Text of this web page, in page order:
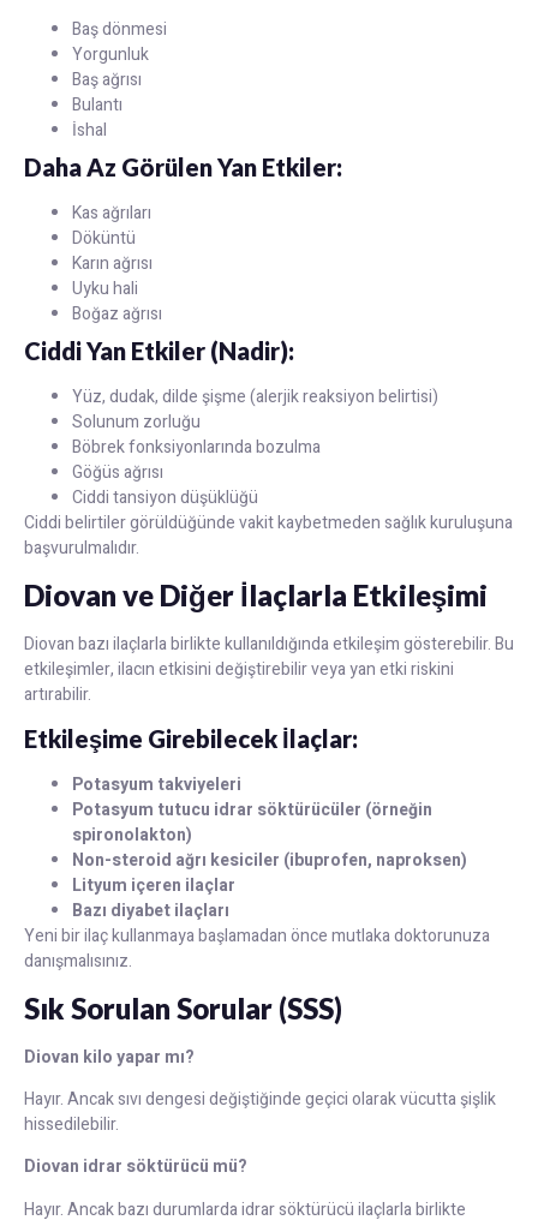
Baş dönmesi
Yorgunluk
Baş ağrısı
Bulantı
İshal
Daha Az Görülen Yan Etkiler:
Kas ağrıları
Döküntü
Karın ağrısı
Uyku hali
Boğaz ağrısı
Ciddi Yan Etkiler (Nadir):
Yüz, dudak, dilde şişme (alerjik reaksiyon belirtisi)
Solunum zorluğu
Böbrek fonksiyonlarında bozulma
Göğüs ağrısı
Ciddi tansiyon düşüklüğü
Ciddi belirtiler görüldüğünde vakit kaybetmeden sağlık kuruluşuna
başvurulmalıdır.
Diovan ve Diğer İlaçlarla Etkileşimi
Diovan bazı ilaçlarla birlikte kullanıldığında etkileşim gösterebilir. Bu
etkileşimler, ilacın etkisini değiştirebilir veya yan etki riskini
artırabilir.
Etkileşime Girebilecek İlaçlar:
Potasyum takviyeleri
Potasyum tutucu idrar söktürücüler (örneğin
spironolakton)
Non-steroid ağrı kesiciler (ibuprofen, naproksen)
Lityum içeren ilaçlar
Bazı diyabet ilaçları
Yeni bir ilaç kullanmaya başlamadan önce mutlaka doktorunuza
danışmalısınız.
Sık Sorulan Sorular (SSS)
Diovan kilo yapar mı?
Hayır. Ancak sıvı dengesi değiştiğinde geçici olarak vücutta şişlik
hissedilebilir.
Diovan idrar söktürücü mü?
Hayır. Ancak bazı durumlarda idrar söktürücü ilaçlarla birlikte